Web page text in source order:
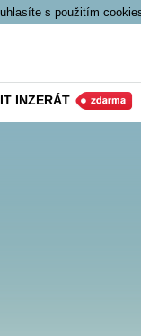
s použitím
INZERÁT